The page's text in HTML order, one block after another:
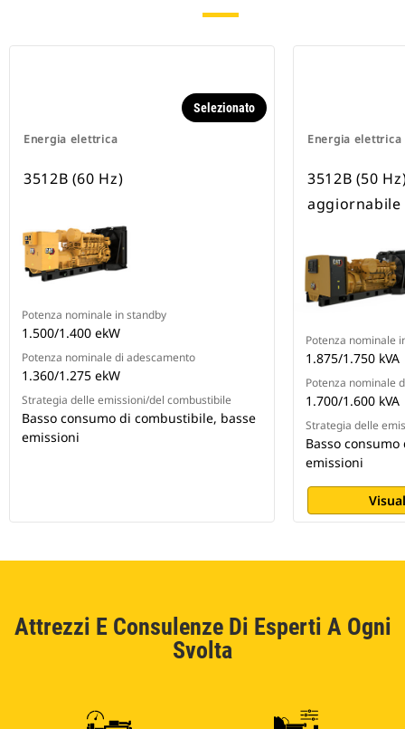
Energia elettrica
Selezionato
3512B (60 Hz)
Potenza nominale in standby
1.500/1.400 ekW
Potenza nominale di adescamento
1.360/1.275 ekW
Strategia delle emissioni/del combustibile
Basso consumo di combustibile, basse
emissioni
Energia elettrica
3512B (50
aggiornabile
Potenza nominale
1.875/1.750 kVA
Potenza nominale
1.700/1.600 kVA
Strategia delle
Basso
emissioni
Attrezzi E Consulenze Di Esperti A Ogni
Svolta